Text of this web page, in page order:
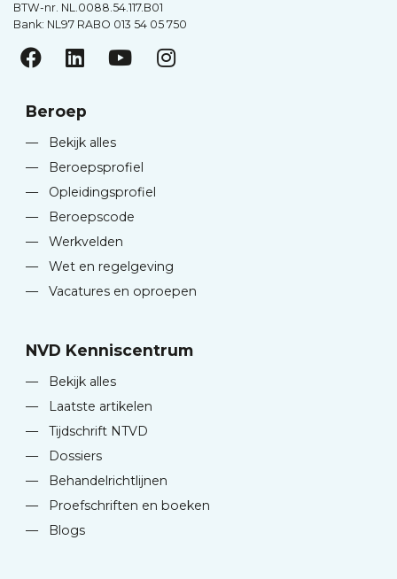
BTW-nr. NL.0088.54.117.B01
Bank: NL97 RABO 013 54 05 750
Beroep
—
Bekijk alles
—
Beroepsprofiel
—
Opleidingsprofiel
—
Beroepscode
—
Werkvelden
—
Wet en regelgeving
—
Vacatures en oproepen
NVD Kenniscentrum
—
Bekijk alles
—
Laatste artikelen
—
Tijdschrift NTVD
—
Dossiers
—
Behandelrichtlijnen
—
Proefschriften en boeken
—
Blogs